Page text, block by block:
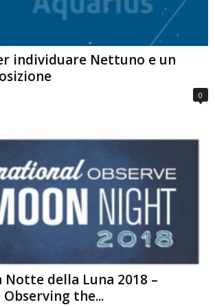
individuare Nettuno e un
0
della Luna 2018 –
the...